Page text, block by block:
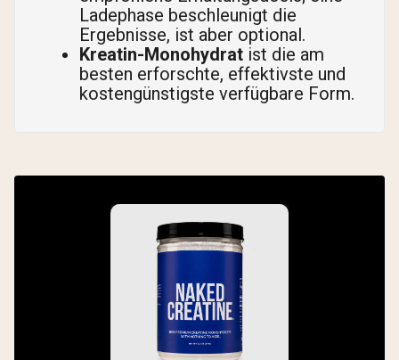
Ladephase beschleunigt die
Ergebnisse, ist aber optional.
Kreatin-Monohydrat ist die am
besten erforschte, effektivste und
kostengünstigste verfügbare Form.